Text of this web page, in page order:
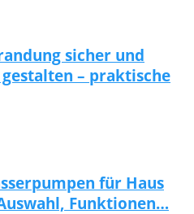
sicher und
– praktische
für Haus
Funktionen…